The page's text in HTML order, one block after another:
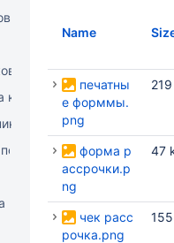
литр товара
кассе
Name
печатны
е форммы.
png
форма р
ассрочки.p
ng
47
чек расс
рочка.png